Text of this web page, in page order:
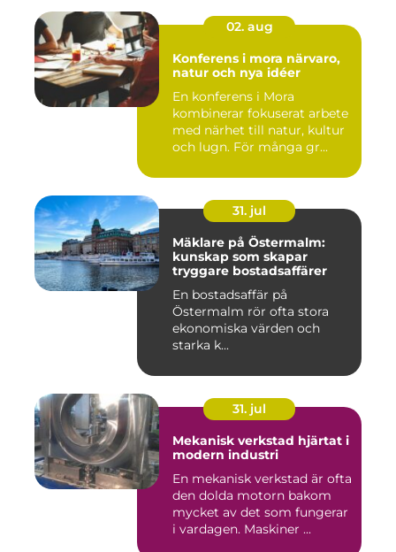
02. aug
Konferens i mora närvaro,
natur och nya idéer
En konferens i Mora
kombinerar fokuserat arbete
med närhet till natur, kultur
och lugn. För många gr...
31. jul
Mäklare på Östermalm:
kunskap som skapar
tryggare bostadsaffärer
En bostadsaffär på
Östermalm rör ofta stora
ekonomiska värden och
starka k...
31. jul
Mekanisk verkstad hjärtat i
modern industri
En mekanisk verkstad är ofta
den dolda motorn bakom
mycket av det som fungerar
i vardagen. Maskiner ...